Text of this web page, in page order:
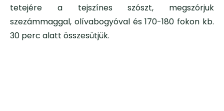
tetejére a tejszínes szószt, megszórjuk
szezámmaggal, olívabogyóval és 170-180 fokon kb.
30 perc alatt összesütjük.